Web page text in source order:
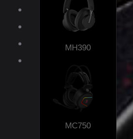
ПОДДЕРЖКА
ПРЕСС-ЦЕНТР
ГАЛЕРЕЯ
СКАЧАТЬ
MH390
MC750